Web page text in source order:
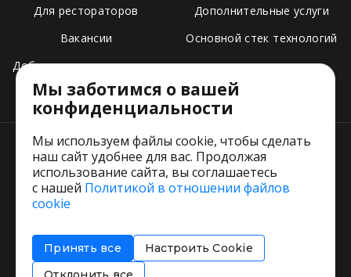
Для рестораторов
Вакансии
Добавить свое заведение
Тарифы
Дополнительные услуги
Основной стек технологий
Пользовательское соглашение
Соглашение об информировании
Политика использования cookies
Мы заботимся о вашей
конфиденциальности
Мы используем файлы cookie, чтобы сделать
наш сайт удобнее для вас. Продолжая
использование сайта, вы соглашаетесь
с нашей Политикой в отношении файлов
cookie
Принять все
Настроить Cookie